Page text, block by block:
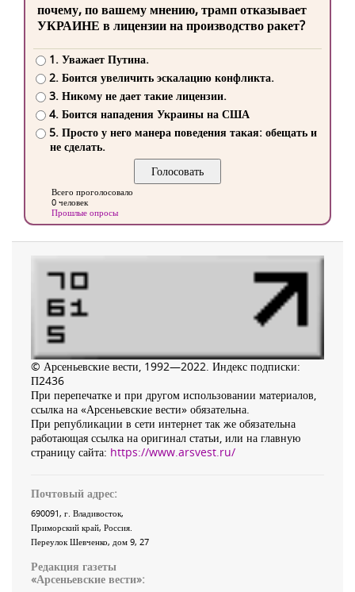
почему, по вашему мнению, трамп отказывает
УКРАИНЕ в лицензии на производство ракет?
1. Уважает Путина.
2. Боится увеличить эскалацию конфликта.
3. Никому не дает такие лицензии.
4. Боится нападения Украины на США
5. Просто у него манера поведения такая: обещать и
не сделать.
Всего проголосовало
0 человек
Прошлые опросы
© Арсеньевские вести, 1992—2022. Индекс подписки:
П2436
При перепечатке и при другом использовании материалов,
ссылка на «Арсеньевские вести» обязательна.
При републикации в сети интернет так же обязательна
работающая ссылка на оригинал статьи, или на главную
страницу сайта: https://www.arsvest.ru/
Почтовый адрес:
690091, г. Владивосток,
Приморский край, Россия
Переулок Шевченко, дом 9, 27
Редакция газеты
«Арсеньевские вести»: